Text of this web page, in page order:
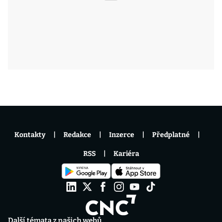
Kontakty Redakce Inzerce Předplatné
RSS Kariéra